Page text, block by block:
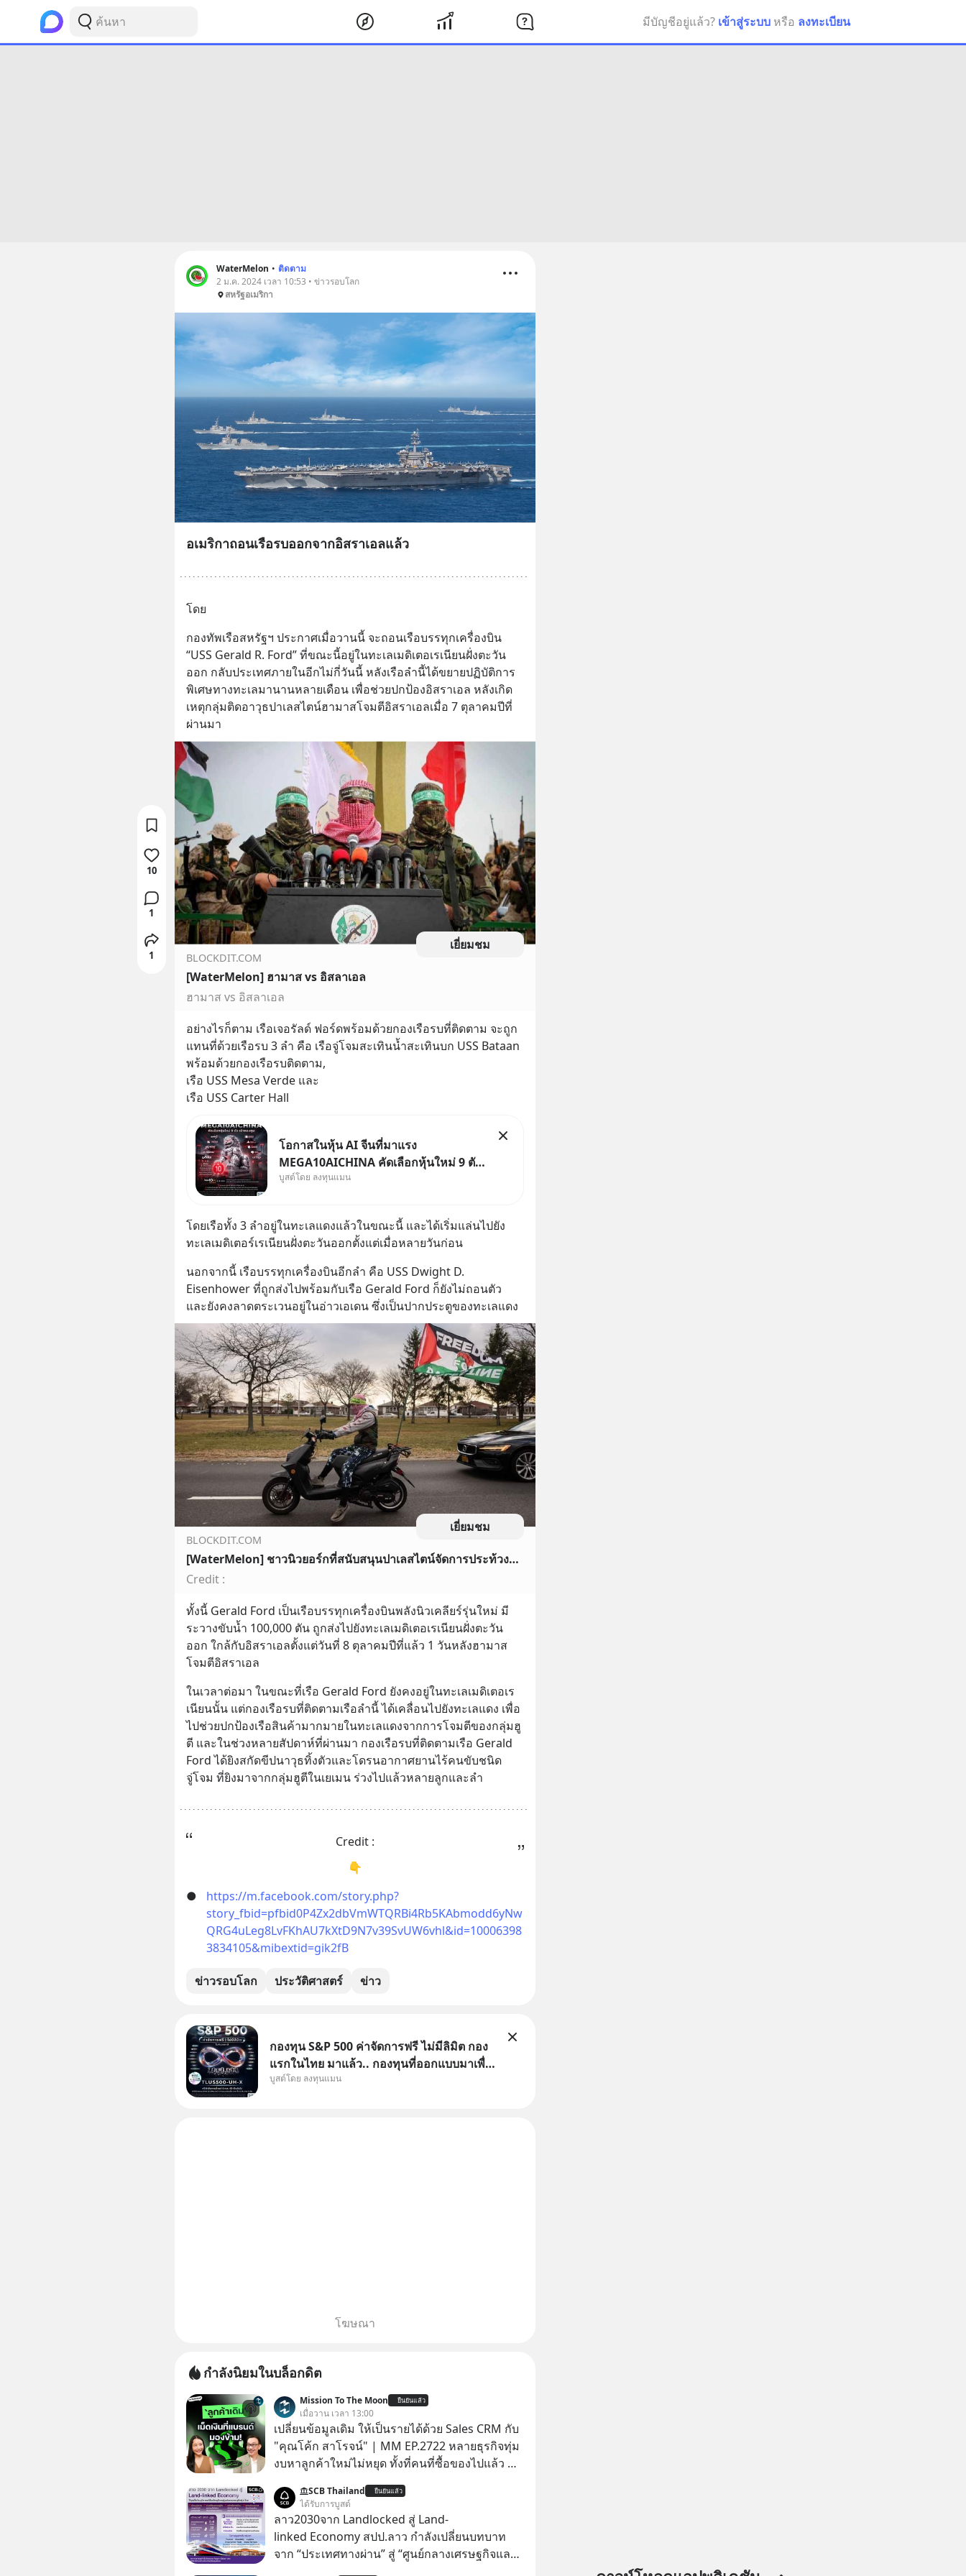
มีบัญชีอยู่แล้ว? เข้าสู่ระบบ หรือ ลงทะเบียน
WaterMelon • ติดตาม
2 ม.ค. 2024 เวลา 10:53 • ข่าวรอบโลก
สหรัฐอเมริกา
อเมริกาถอนเรือรบออกจากอิสราเอลแล้ว
โดย
กองทัพเรือสหรัฐฯ ประกาศเมื่อวานนี้ จะถอนเรือบรรทุกเครื่องบิน
“USS Gerald R. Ford” ที่ขณะนี้อยู่ในทะเลเมดิเตอเรเนียนฝั่งตะวัน
ออก กลับประเทศภายในอีกไม่กี่วันนี้ หลังเรือลำนี้ได้ขยายปฏิบัติการ
พิเศษทางทะเลมานานหลายเดือน เพื่อช่วยปกป้องอิสราเอล หลังเกิด
เหตุกลุ่มติดอาวุธปาเลสไตน์ฮามาสโจมตีอิสราเอลเมื่อ 7 ตุลาคมปีที่
ผ่านมา
เยี่ยมชม
BLOCKDIT.COM
[WaterMelon] ฮามาส vs อิสลาเอล
ฮามาส vs อิสลาเอล
อย่างไรก็ตาม เรือเจอรัลด์ ฟอร์ดพร้อมด้วยกองเรือรบที่ติดตาม จะถูก
แทนที่ด้วยเรือรบ 3 ลำ คือ เรือจู่โจมสะเทินน้ำสะเทินบก USS Bataan
พร้อมด้วยกองเรือรบติดตาม,
เรือ USS Mesa Verde และ
เรือ USS Carter Hall
โอกาสในหุ้น AI จีนที่มาแรง
MEGA10AICHINA คัดเลือกหุ้นใหม่ 9 ตัว
เข้ากองทุน.. ครอบคลุมทั้งซัปพลายเชน AI
ลด 50% ค่าธรรมเนียมซื้อ | ยอด 2 ล้าน
บาทขึ้นไป ฟรีค่าธรร
บูสต์โดย ลงทุนแมน
โดยเรือทั้ง 3 ลำอยู่ในทะเลแดงแล้วในขณะนี้ และได้เริ่มแล่นไปยัง
ทะเลเมดิเตอร์เรเนียนฝั่งตะวันออกตั้งแต่เมื่อหลายวันก่อน
นอกจากนี้ เรือบรรทุกเครื่องบินอีกลำ คือ USS Dwight D.
Eisenhower ที่ถูกส่งไปพร้อมกับเรือ Gerald Ford ก็ยังไม่ถอนตัว
และยังคงลาดตระเวนอยู่ในอ่าวเอเดน ซึ่งเป็นปากประตูของทะเลแดง
เยี่ยมชม
BLOCKDIT.COM
[WaterMelon] ชาวนิวยอร์กที่สนับสนุนปาเลสไตน์จัดการประท้วงวันปีใหม่ตามสถานที่ต่างๆ ในเมือง
Credit :
ทั้งนี้ Gerald Ford เป็นเรือบรรทุกเครื่องบินพลังนิวเคลียร์รุ่นใหม่ มี
ระวางขับน้ำ 100,000 ตัน ถูกส่งไปยังทะเลเมดิเตอเรเนียนฝั่งตะวัน
ออก ใกล้กับอิสราเอลตั้งแต่วันที่ 8 ตุลาคมปีที่แล้ว 1 วันหลังฮามาส
โจมตีอิสราเอล
ในเวลาต่อมา ในขณะที่เรือ Gerald Ford ยังคงอยู่ในทะเลเมดิเตอเร
เนียนนั้น แต่กองเรือรบที่ติดตามเรือลำนี้ ได้เคลื่อนไปยังทะเลแดง เพื่อ
ไปช่วยปกป้องเรือสินค้ามากมายในทะเลแดงจากการโจมตีของกลุ่มฮู
ตี และในช่วงหลายสัปดาห์ที่ผ่านมา กองเรือรบที่ติดตามเรือ Gerald
Ford ได้ยิงสกัดขีปนาวุธทิ้งตัวและโดรนอากาศยานไร้คนขับชนิด
จู่โจม ที่ยิงมาจากกลุ่มฮูตีในเยเมน ร่วงไปแล้วหลายลูกและลำ
Credit :
👇
●
https://m.facebook.com/story.php?
story_fbid=pfbid0P4Zx2dbVmWTQRBi4Rb5KAbmodd6yNw
QRG4uLeg8LvFKhAU7kXtD9N7v39SvUW6vhl&id=10006398
3834105&mibextid=gik2fB
ข่าวรอบโลก ประวัติศาสตร์ ข่าว
10
1
1
กองทุน S&P 500 ค่าจัดการฟรี ไม่มีลิมิต กอง
แรกในไทย มาแล้ว.. กองทุนที่ออกแบบมาเพื่อ
แก้ Pain Point ใหญ่ของนักลงทุนไทยพร้อม
บูสต์โดย ลงทุนแมน
โฆษณา
กำลังนิยมในบล็อกดิต
Mission To The Moon ยืนยันแล้ว
เมื่อวาน เวลา 13:00
เปลี่ยนข้อมูลเดิม ให้เป็นรายได้ด้วย Sales CRM กับ
"คุณโค้ก สาโรจน์" | MM EP.2722 หลายธุรกิจทุ่ม
งบหาลูกค้าใหม่ไม่หยุด ทั้งที่คนที่ซื้อของไปแล้ว คือ
หายไปโดยไม่รู้ตัว ใน Mission To The Moon EP
นี้ เราจะมาคุยกับคุณโค้ก สาโรจน์ อธิวิทวัส CEO &
Founder, Wisible ผู้มีประสบการณ์ด้านงานขาย
และ CRM มากกว่า 20 ปี ว่าทำไม "ลูกค้าเดิม" ถึง
เป็นสินทรัพย์ที่ธุรกิจมองข้ามมากที่สุด และจะ
SCB Thailand ยืนยันแล้ว
ได้รับการบูสต์
ลาว2030จาก Landlocked สู่ Land-
linked Economy สปป.ลาว กำลังเปลี่ยนบทบาท
จาก “ประเทศทางผ่าน” สู่ “ศูนย์กลางเศรษฐกิจและ